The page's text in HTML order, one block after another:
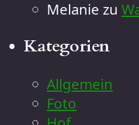
Melanie zu
Kategorien
Allgemein
Foto